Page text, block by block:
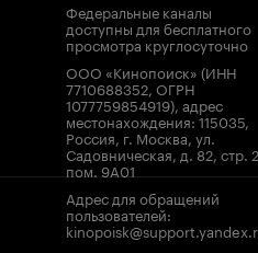
Федеральные каналы
доступны для бесплатного
просмотра круглосуточно
ООО «Кинопоиск» (ИНН
7710688352, ОГРН
1077759854919), адрес
местонахождения: 115035,
Россия, г. Москва, ул.
Садовническая, д. 82, стр.
пом. 9А01
Адрес для обращений
пользователей: